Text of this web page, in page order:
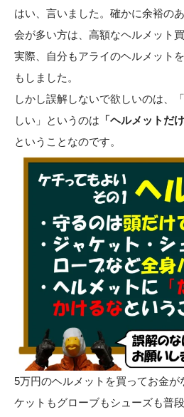
はい、言いました。確かに余裕の
会が多い方は、高額なヘルメット
実際、自分もアライのヘルメット
もしました。
しかし誤解しないで欲しいのは、
しい」というのは 「ヘルメットだ
ということなのです。
5万円のヘルメットを買ってお金が
ケットもグローブもシューズも普